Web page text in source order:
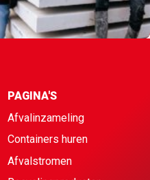
PAGINA'S
Afvalinzameling
Containers huren
Afvalstromen